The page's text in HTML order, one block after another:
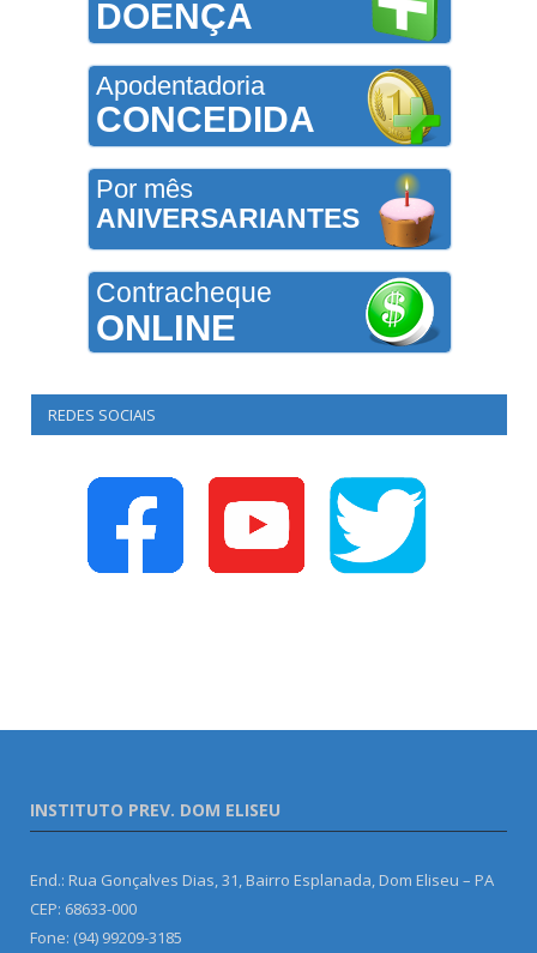
DOENÇA
Apodentadoria
CONCEDIDA
Por mês
ANIVERSARIANTES
Contracheque
ONLINE
REDES SOCIAIS
INSTITUTO PREV. DOM ELISEU
End.: Rua Gonçalves Dias, 31, Bairro Esplanada, Dom Eliseu – PA
CEP: 68633-000
Fone: (94) 99209-3185